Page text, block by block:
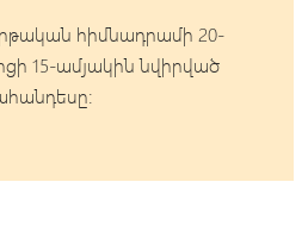
հիմնադրամի 20-
15-ամյակին նվիրված